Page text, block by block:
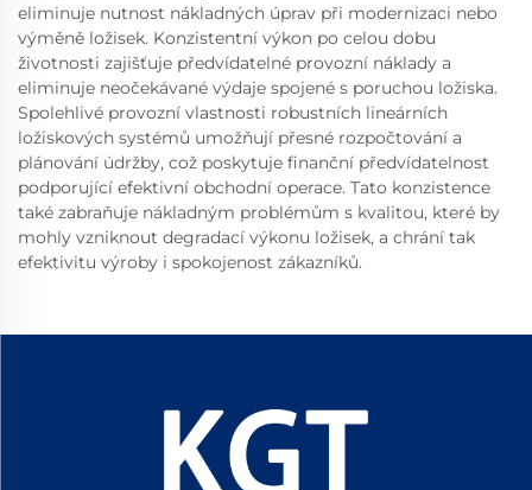
eliminuje nutnost nákladných úprav při modernizaci nebo
výměně ložisek. Konzistentní výkon po celou dobu
životnosti zajišťuje předvídatelné provozní náklady a
eliminuje neočekávané výdaje spojené s poruchou ložiska.
Spolehlivé provozní vlastnosti robustních lineárních
ložiskových systémů umožňují přesné rozpočtování a
plánování údržby, což poskytuje finanční předvídatelnost
podporující efektivní obchodní operace. Tato konzistence
také zabraňuje nákladným problémům s kvalitou, které by
mohly vzniknout degradací výkonu ložisek, a chrání tak
efektivitu výroby i spokojenost zákazníků.